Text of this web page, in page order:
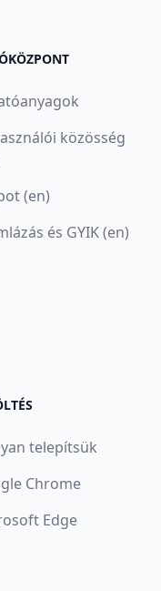
közösség
(en)
és GYIK (en)
telepítsük
Chrome
Edge